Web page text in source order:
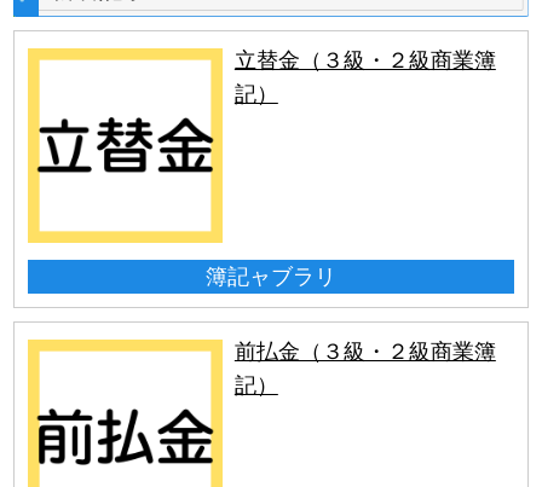
立替金（３級・２級商業簿
記）
簿記ャブラリ
前払金（３級・２級商業簿
記）